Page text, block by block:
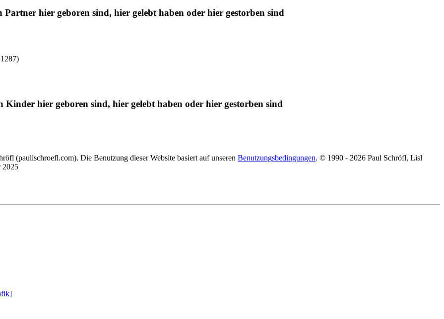
Partner hier geboren sind, hier gelebt haben oder hier gestorben sind
Kinder hier geboren sind, hier gelebt haben oder hier gestorben sind
(paulischroefl.com). Die Benutzung dieser Website basiert auf unseren Benutzungsbedingungen. © 1990 - 2026 Paul Schröfl, Lisl
2025
]